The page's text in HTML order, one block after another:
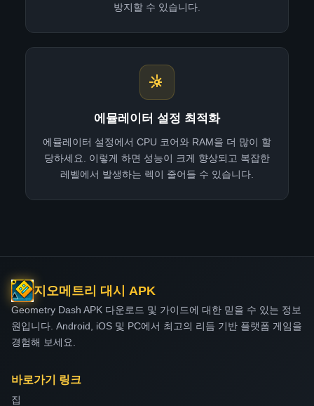
방지할 수 있습니다.
에뮬레이터 설정 최적화
에뮬레이터 설정에서 CPU 코어와 RAM을 더 많이 할
당하세요. 이렇게 하면 성능이 크게 향상되고 복잡한
레벨에서 발생하는 렉이 줄어들 수 있습니다.
지오메트리 대시 APK
Geometry Dash APK 다운로드 및 가이드에 대한 믿을 수 있는 정보
원입니다. Android, iOS 및 PC에서 최고의 리듬 기반 플랫폼 게임을
경험해 보세요.
바로가기 링크
집